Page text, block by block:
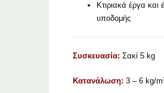
Κτιριακά έργα και
υποδομής
Συσκευασία: Σακί 5 kg
Κατανάλωση: 3 – 6 kg/